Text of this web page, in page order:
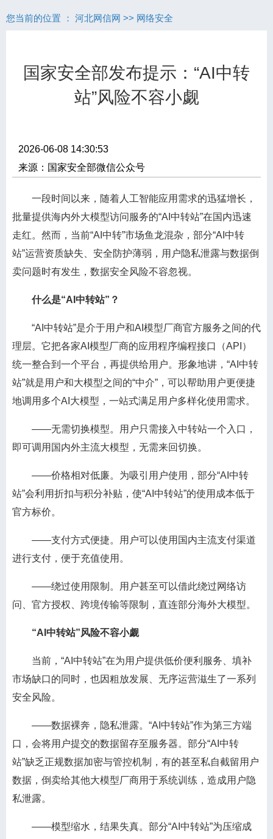
您当前的位置 ： 河北网信网 >> 网络安全
国家安全部发布提示：“AI中转
站”风险不容小觑
2026-06-08 14:30:53
来源：国家安全部微信公众号
一段时间以来，随着人工智能应用需求的迅猛增长，
批量提供海内外大模型访问服务的“AI中转站”在国内迅速
走红。然而，当前“AI中转”市场鱼龙混杂，部分“AI中转
站”运营资质缺失、安全防护薄弱，用户隐私泄露与数据倒
卖问题时有发生，数据安全风险不容忽视。
什么是“AI中转站”？
“AI中转站”是介于用户和AI模型厂商官方服务之间的代
理层。它把各家AI模型厂商的应用程序编程接口（API）
统一整合到一个平台，再提供给用户。形象地讲，“AI中转
站”就是用户和大模型之间的“中介”，可以帮助用户更便捷
地调用多个AI大模型，一站式满足用户多样化使用需求。
——无需切换模型。用户只需接入中转站一个入口，
即可调用国内外主流大模型，无需来回切换。
——价格相对低廉。为吸引用户使用，部分“AI中转
站”会利用折扣与积分补贴，使“AI中转站”的使用成本低于
官方标价。
——支付方式便捷。用户可以使用国内主流支付渠道
进行支付，便于充值使用。
——绕过使用限制。用户甚至可以借此绕过网络访
问、官方授权、跨境传输等限制，直连部分海外大模型。
“AI中转站”风险不容小觑
当前，“AI中转站”在为用户提供低价便利服务、填补
市场缺口的同时，也因粗放发展、无序运营滋生了一系列
安全风险。
——数据裸奔，隐私泄露。“AI中转站”作为第三方端
口，会将用户提交的数据留存至服务器。部分“AI中转
站”缺乏正规数据加密与管控机制，有的甚至私自截留用户
数据，倒卖给其他大模型厂商用于系统训练，造成用户隐
私泄露。
——模型缩水，结果失真。部分“AI中转站”为压缩成